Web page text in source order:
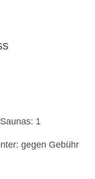
1
gegen Gebühr